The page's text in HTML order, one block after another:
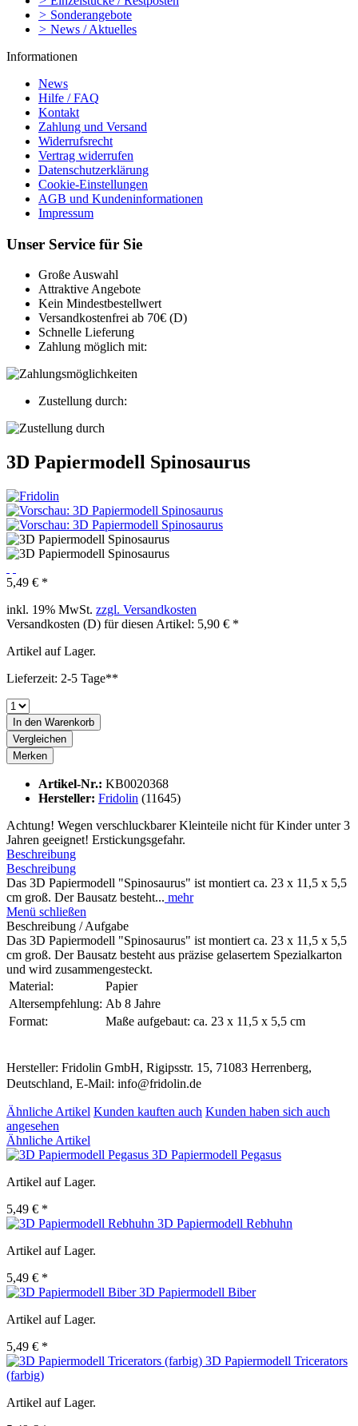
> Sonderangebote
> News / Aktuelles
Informationen
News
Hilfe / FAQ
Kontakt
Zahlung und Versand
Widerrufsrecht
Vertrag widerrufen
Datenschutzerklärung
Cookie-Einstellungen
AGB und Kundeninformationen
Impressum
Unser Service für Sie
Große Auswahl
Attraktive Angebote
Kein Mindestbestellwert
Versandkostenfrei ab 70€ (D)
Schnelle Lieferung
Zahlung möglich mit:
Zustellung durch:
3D Papiermodell Spinosaurus
5,49 € *
inkl. 19% MwSt. zzgl. Versandkosten
Versandkosten (D) für diesen Artikel: 5,90 € *
Artikel auf Lager.
Lieferzeit: 2-5 Tage**
In den Warenkorb
Vergleichen
Merken
Artikel-Nr.: KB0020368
Hersteller: Fridolin (11645)
Achtung! Wegen verschluckbarer Kleinteile nicht für Kinder unter 3
Jahren geeignet! Erstickungsgefahr.
Beschreibung
Beschreibung
Das 3D Papiermodell "Spinosaurus" ist montiert ca. 23 x 11,5 x 5,5
cm groß. Der Bausatz besteht... mehr
Menü schließen
Beschreibung / Aufgabe
Das 3D Papiermodell "Spinosaurus" ist montiert ca. 23 x 11,5 x 5,5
cm groß. Der Bausatz besteht aus präzise gelasertem Spezialkarton
und wird zusammengesteckt.
Material:
Papier
Altersempfehlung: Ab 8 Jahre
Format:
Maße aufgebaut: ca. 23 x 11,5 x 5,5 cm
Hersteller: Fridolin GmbH, Rigipsstr. 15, 71083 Herrenberg,
Deutschland, E-Mail: info@fridolin.de
Ähnliche Artikel Kunden kauften auch Kunden haben sich auch
angesehen
Ähnliche Artikel
3D Papiermodell Pegasus
Artikel auf Lager.
5,49 € *
3D Papiermodell Rebhuhn
Artikel auf Lager.
5,49 € *
3D Papiermodell Biber
Artikel auf Lager.
5,49 € *
3D Papiermodell Tricerators
(farbig)
Artikel auf Lager.